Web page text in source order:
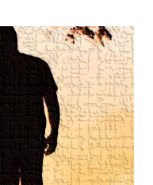
era a novidade
presbiteriano
no século
futuras nações
República e
No governo
na destinação das